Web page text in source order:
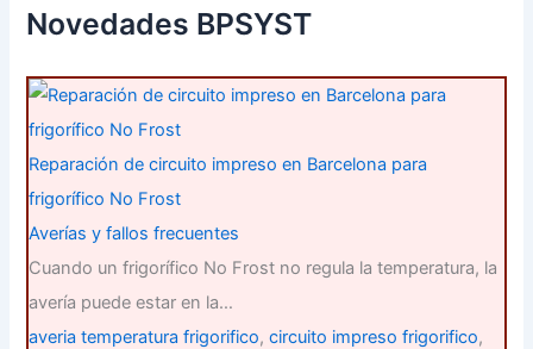
p
o
:
Novedades BPSYST
Reparación de circuito impreso en Barcelona para
frigorífico No Frost
Averías y fallos frecuentes
Cuando un frigorífico No Frost no regula la temperatura, la
avería puede estar en la…
averia temperatura frigorifico,circuito impreso frigorifico,